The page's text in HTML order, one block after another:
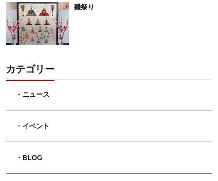
雛祭り
カテゴリー
・ニュース
・イベント
・BLOG